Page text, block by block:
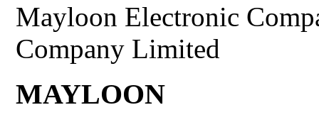
Mayloon Electronic
Company Limited
MAYLOON